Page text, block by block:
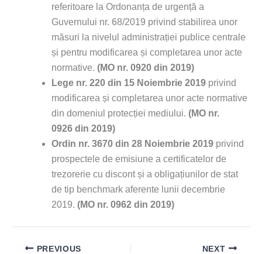
referitoare la Ordonanța de urgență a
Guvernului nr. 68/2019 privind stabilirea unor
măsuri la nivelul administrației publice centrale
și pentru modificarea și completarea unor acte
normative. (MO nr. 0920 din 2019)
Lege nr. 220 din 15 Noiembrie 2019 privind
modificarea și completarea unor acte normative
din domeniul protecției mediului. (MO nr.
0926 din 2019)
Ordin nr. 3670 din 28 Noiembrie 2019 privind
prospectele de emisiune a certificatelor de
trezorerie cu discont și a obligațiunilor de stat
de tip benchmark aferente lunii decembrie
2019. (MO nr. 0962 din 2019)
PREVIOUS NEXT